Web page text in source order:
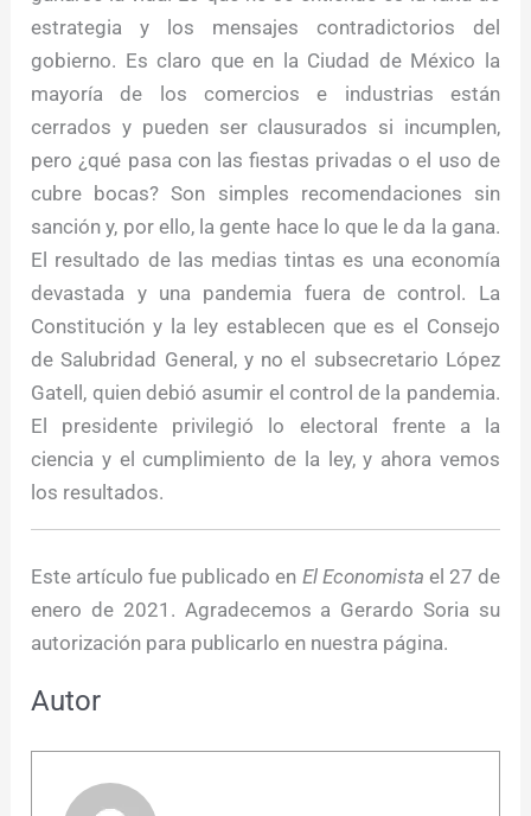
estrategia y los mensajes contradictorios del
gobierno. Es claro que en la Ciudad de México la
mayoría de los comercios e industrias están
cerrados y pueden ser clausurados si incumplen,
pero ¿qué pasa con las fiestas privadas o el uso de
cubre bocas? Son simples recomendaciones sin
sanción y, por ello, la gente hace lo que le da la gana.
El resultado de las medias tintas es una economía
devastada y una pandemia fuera de control. La
Constitución y la ley establecen que es el Consejo
de Salubridad General, y no el subsecretario López
Gatell, quien debió asumir el control de la pandemia.
El presidente privilegió lo electoral frente a la
ciencia y el cumplimiento de la ley, y ahora vemos
los resultados.
Este artículo fue publicado en El Economista el 27 de
enero de 2021. Agradecemos a Gerardo Soria su
autorización para publicarlo en nuestra página.
Autor